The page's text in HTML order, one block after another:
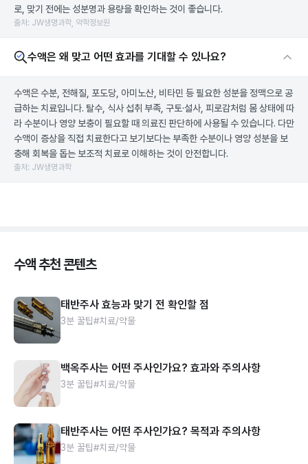
로, 맞기 전에는 성분명과 용량을 확인하는 것이 좋습니다.
출처: JW생명과학, 약학정보원
수액은 왜 맞고 어떤 효과를 기대할 수 있나요?
수액은 수분, 전해질, 포도당, 아미노산, 비타민 등 필요한 성분을 정맥으로 공
급하는 치료입니다. 탈수, 식사 섭취 부족, 구토·설사, 피로감처럼 몸 상태에 따
라 수분이나 영양 보충이 필요할 때 의료진 판단하에 사용될 수 있습니다. 다만
수액이 증상을 직접 치료한다고 보기보다는 부족한 수분이나 영양 성분을 보
충해 회복을 돕는 보조적 치료로 이해하는 것이 안전합니다.
출처: JW생명과학
수액 추천 콘텐츠
태반주사 효능과 맞기 전 확인할 점
3분 꿀팁#치료/약물
백옥주사는 어떤 주사인가요? 효과와 주의사항
3분 꿀팁#치료/약물
태반주사는 어떤 주사인가요? 목적과 주의사항
3분 꿀팁#치료/약물